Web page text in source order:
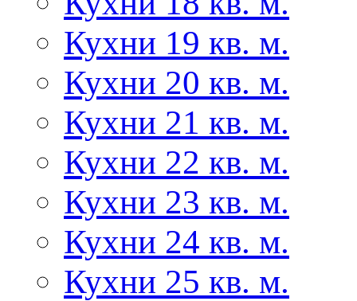
Кухни 19 кв. м.
Кухни 20 кв. м.
Кухни 21 кв. м.
Кухни 22 кв. м.
Кухни 23 кв. м.
Кухни 24 кв. м.
Кухни 25 кв. м.